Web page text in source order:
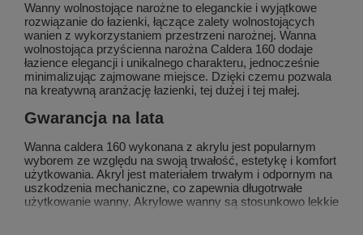
Wanny wolnostojące narożne to eleganckie i wyjątkowe
rozwiązanie do łazienki, łączące zalety wolnostojących
wanien z wykorzystaniem przestrzeni narożnej. Wanna
wolnostojąca przyścienna narożna Caldera 160 dodaje
łazience elegancji i unikalnego charakteru, jednocześnie
minimalizując zajmowane miejsce. Dzięki czemu pozwala
na kreatywną aranżację łazienki, tej dużej i tej małej.
Gwarancja na lata
Wanna caldera 160 wykonana z akrylu jest popularnym
wyborem ze względu na swoją trwałość, estetykę i komfort
użytkowania. Akryl jest materiałem trwałym i odpornym na
uszkodzenia mechaniczne, co zapewnia długotrwałe
użytkowanie wanny. Akrylowe wanny są stosunkowo lekkie